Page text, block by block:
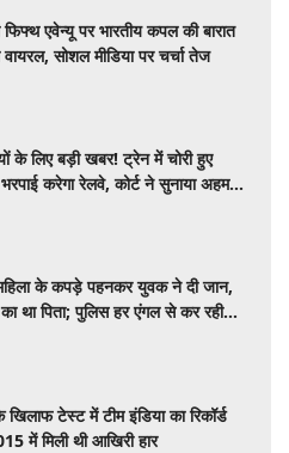
फिफ्थ एवेन्यू पर भारतीय कपल की बारात
वायरल, सोशल मीडिया पर चर्चा तेज
के लिए बड़ी खबर! ट्रेन में चोरी हुए
करेगा रेलवे, कोर्ट ने सुनाया अहम
के कपड़े पहनकर युवक ने दी जान,
था पिता; पुलिस हर एंगल से कर रही
टेस्ट में टीम इंडिया का रिकॉर्ड
में मिली थी आखिरी हार